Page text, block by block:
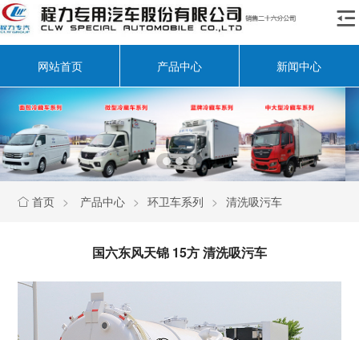

网站首页 产品中心 新闻中心
 首页 > 产品中心 > 环卫车系列 > 清洗吸污车
国六东风天锦 15方 清洗吸污车